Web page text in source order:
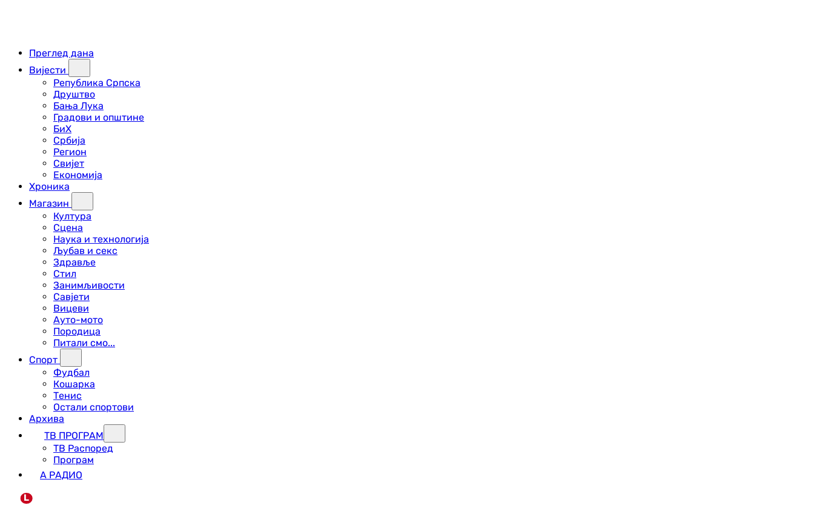
Преглед дана
Вијести
Република Српска
Друштво
Бања Лука
Градови и општине
БиХ
Србија
Регион
Свијет
Економија
Хроника
Магазин
Култура
Сцена
Наука и технологија
Љубав и секс
Здравље
Стил
Занимљивости
Савјети
Вицеви
Ауто-мото
Породица
Питали смо...
Спорт
Фудбал
Кошарка
Тенис
Остали спортови
Архива
ТВ ПРОГРАМ
ТВ Распоред
Програм
А РАДИО
L